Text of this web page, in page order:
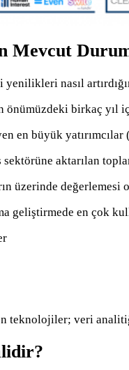
Mevcut
nasıl
önümüzdeki birkaç yıl
en büyük
aktarılan
üzerinde
geliştirmede en çok
teknolojiler; veri